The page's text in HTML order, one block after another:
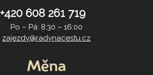
+420 608 261 719
Po – Pá: 8:30 – 16:00
zajezdy@radynacestu.cz
Měna